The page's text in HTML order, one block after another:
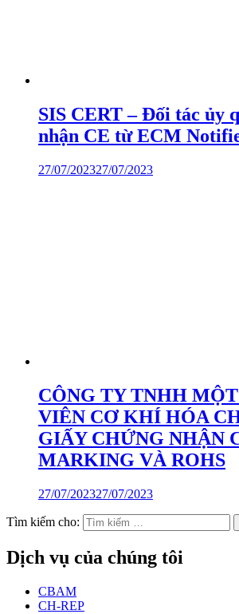
SIS CERT – Đối tác ủy
nhận CE từ ECM
27/07/202327/07/2023
CÔNG TY TNHH
VIÊN CƠ KHÍ HÓA
GIẤY CHỨNG NHẬN
MARKING VÀ ROHS
27/07/202327/07/2023
Tìm kiếm cho:
Dịch vụ của chúng tôi
CBAM
CH-REP